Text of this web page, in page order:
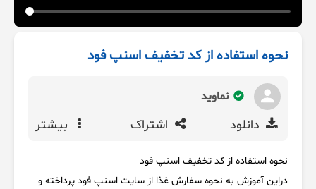
نحوه استفاده از کد تخفیف اسنپ فود
نماوید
دانلود اشتراک بیشتر
نحوه استفاده از کد تخفیف اسنپ فود
دراین آموزش به نحوه سفارش غذا از سایت اسنپ فود پرداخته و